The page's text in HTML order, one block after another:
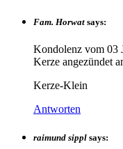
Fam. Horwat says:
Kondolenz vom 03
Kerze angezündet
Kerze-Klein
Antworten
raimund sippl says: